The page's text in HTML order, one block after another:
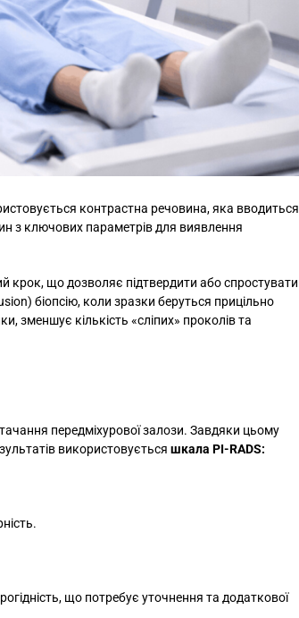
контрастна речовина, яка вводиться
з ключових параметрів для виявлення
крок, що дозволяє підтвердити або спростувати
біопсію, коли зразки беруться прицільно
зменшує кількість «сліпих» проколів та
передміхурової залози. Завдяки цьому
використовується шкала PI-RADS:
що потребує уточнення та додаткової